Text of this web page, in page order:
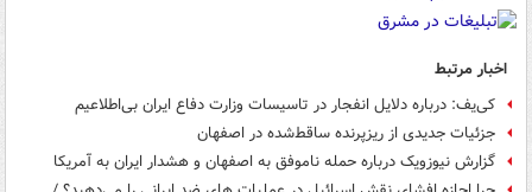
اخبار مرتبط
کی‌یف: درباره دلایل انفجار در تاسیسات وزارت دفاع ایران بی‌اطلاعیم
جزئیات جدیدی از ریزپرنده ساقط‌شده در اصفهان
گزارش نیوزویک درباره حمله ناموفق به اصفهان و هشدار ایران به آمریکا